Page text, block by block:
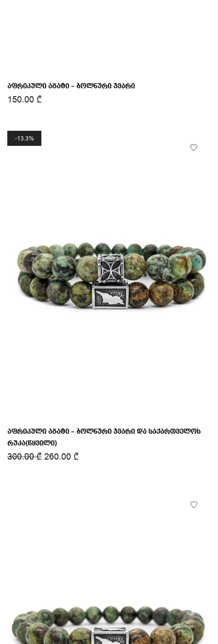
აფრიკული აგატი – ბოლნური ჯვარი
150.00 ₾
13.3%
აფრიკული აგატი – ბოლნური ჯვარი და საქართველოს
რუკა(წყვილი)
300.00₾ 260.00 ₾